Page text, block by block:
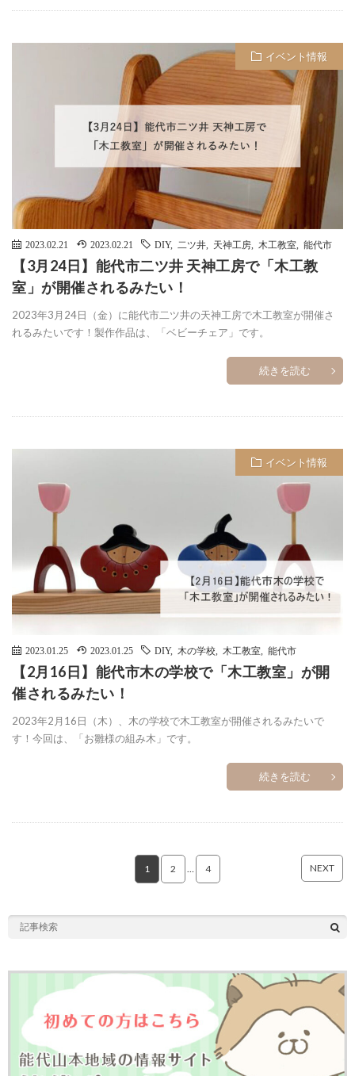
イベント情報
2023.02.21 2023.02.21 DIY, 二ツ井 天神工房 木工教室 能代市
【3月24日】能代市二ツ井 天神工房で「木工教
室」が開催されるみたい！
2023年3月24日（金）に能代市二ツ井の天神工房で木工教室が開催さ
れるみたいです！製作作品は、「ベビーチェア」です。
続きを読む
イベント情報
2023.01.25 2023.01.25 DIY, 木の学校 木工教室 能代市
【2月16日】能代市木の学校で「木工教室」が開
催されるみたい！
2023年2月16日（木）、木の学校で木工教室が開催されるみたいで
す！今回は、「お雛様の組み木」です。
続きを読む
1 2 … 4 NEXT